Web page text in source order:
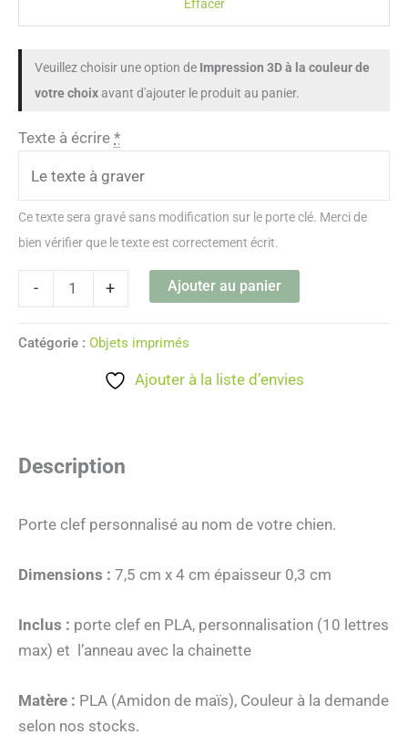
Effacer
Veuillez choisir une option de Impression 3D à la couleur de
votre choix avant d'ajouter le produit au panier.
Texte à écrire *
Ce texte sera gravé sans modification sur le porte clé. Merci de
bien vérifier que le texte est correctement écrit.
- + Ajouter au panier
Catégorie : Objets imprimés
Ajouter à la liste d’envies
Description
Porte clef personnalisé au nom de votre chien.
Dimensions : 7,5 cm x 4 cm épaisseur 0,3 cm
Inclus : porte clef en PLA, personnalisation (10 lettres
max) et l’anneau avec la chainette
Matère : PLA (Amidon de maïs), Couleur à la demande
selon nos stocks.